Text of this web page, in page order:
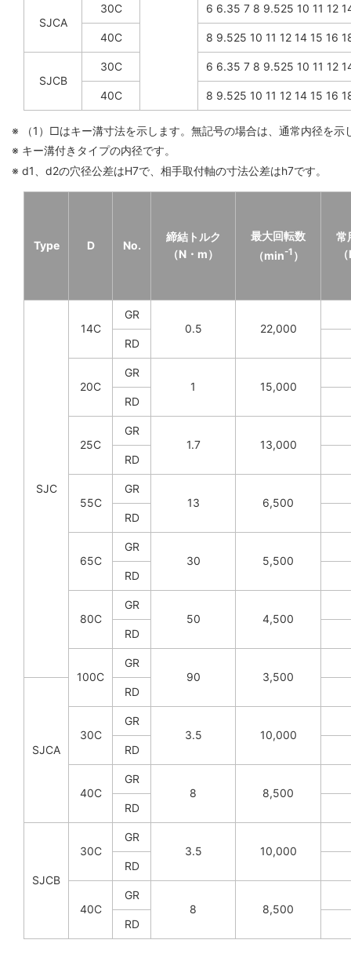
SJCA
30C 6 6.35 7 8 9.525 10 11 12
40C 8 9.525 10 11 12 14 15 16
SJCB
30C 6 6.35 7 8 9.525 10 11 12
40C 8 9.525 10 11 12 14 15 16
※ （1）□はキー溝寸法を示します。無記号の場合は、通常内径を示
※ キー溝付きタイプの内径です。
※ d1、d2の穴径公差はH7で、相手取付軸の寸法公差はh7です。
Type D No.
締結トルク
（N・m）
最大回転数
（min-1 ）
常
SJC
14C
GR
0.5
22,000
RD
20C
GR
1
15,000
RD
25C
GR
1.7
13,000
RD
55C
GR
13
6,500
RD
65C
GR
30
5,500
RD
80C
GR
50
4,500
RD
100C
GR
90
3,500
SJCA
RD
30C
GR
3.5
10,000
RD
40C
GR
8
8,500
RD
SJCB
30C
GR
3.5
10,000
RD
40C
GR
8
8,500
RD